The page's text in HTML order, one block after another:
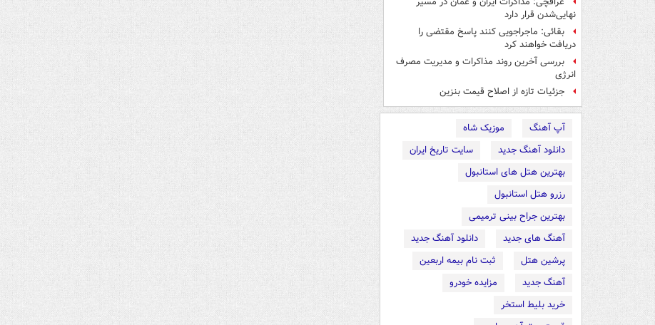
نهایی‌شدن قرار دارد
بقائی: ماجراجویی کنند پاسخ مقتضی را
دریافت خواهند کرد
بررسی آخرین روند مذاکرات و مدیریت مصرف
انرژی
جزئیات تازه از اصلاح قیمت بنزین
آپ آهنگ
موزیک شاه
دانلود آهنگ جدید
سایت تاریخ ایران
بهترین هتل های استانبول
رزرو هتل استانبول
بهترین جراح بینی ترمیمی
آهنگ های جدید
دانلود آهنگ جدید
پرشین هتل
ثبت نام بیمه اربعین
آهنگ جدید
مزایده خودرو
خرید بلیط استخر